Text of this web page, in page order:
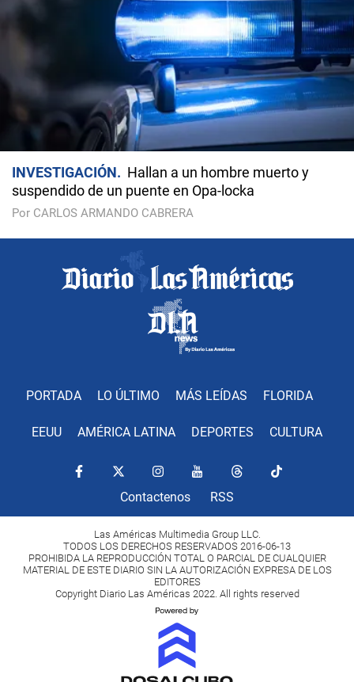
INVESTIGACIÓN
Hallan a un hombre muerto y
suspendido de un puente en Opa-locka
Por CARLOS ARMANDO CABRERA
PORTADA LO ÚLTIMO MÁS LEÍDAS FLORIDA
EEUU AMÉRICA LATINA DEPORTES CULTURA
Contactenos RSS
Las Américas Multimedia Group LLC.
TODOS LOS DERECHOS RESERVADOS 2016-06-13
PROHIBIDA LA REPRODUCCIÓN TOTAL O PARCIAL DE CUALQUIER
MATERIAL DE ESTE DIARIO SIN LA AUTORIZACIÓN EXPRESA DE LOS
EDITORES
Copyright Diario Las Américas 2022. All rights reserved